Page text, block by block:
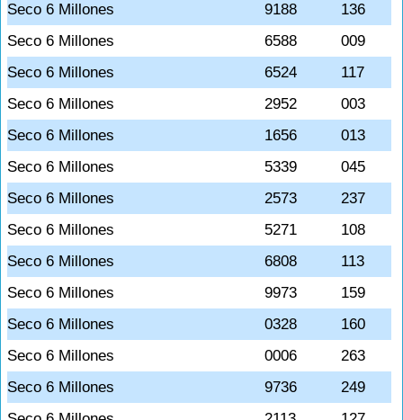
Seco 6 Millones
9188
136
Seco 6 Millones
6588
009
Seco 6 Millones
6524
117
Seco 6 Millones
2952
003
Seco 6 Millones
1656
013
Seco 6 Millones
5339
045
Seco 6 Millones
2573
237
Seco 6 Millones
5271
108
Seco 6 Millones
6808
113
Seco 6 Millones
9973
159
Seco 6 Millones
0328
160
Seco 6 Millones
0006
263
Seco 6 Millones
9736
249